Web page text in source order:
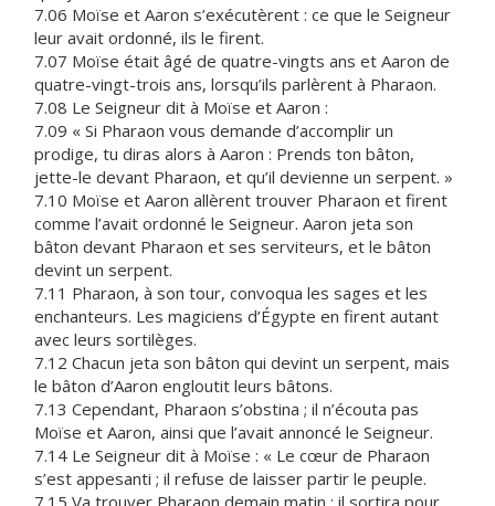
7.06 Moïse et Aaron s’exécutèrent : ce que le Seigneur
leur avait ordonné, ils le firent.
7.07 Moïse était âgé de quatre-vingts ans et Aaron de
quatre-vingt-trois ans, lorsqu’ils parlèrent à Pharaon.
7.08 Le Seigneur dit à Moïse et Aaron :
7.09 « Si Pharaon vous demande d’accomplir un
prodige, tu diras alors à Aaron : Prends ton bâton,
jette-le devant Pharaon, et qu’il devienne un serpent. »
7.10 Moïse et Aaron allèrent trouver Pharaon et firent
comme l’avait ordonné le Seigneur. Aaron jeta son
bâton devant Pharaon et ses serviteurs, et le bâton
devint un serpent.
7.11 Pharaon, à son tour, convoqua les sages et les
enchanteurs. Les magiciens d’Égypte en firent autant
avec leurs sortilèges.
7.12 Chacun jeta son bâton qui devint un serpent, mais
le bâton d’Aaron engloutit leurs bâtons.
7.13 Cependant, Pharaon s’obstina ; il n’écouta pas
Moïse et Aaron, ainsi que l’avait annoncé le Seigneur.
7.14 Le Seigneur dit à Moïse : « Le cœur de Pharaon
s’est appesanti ; il refuse de laisser partir le peuple.
7.15 Va trouver Pharaon demain matin : il sortira pour